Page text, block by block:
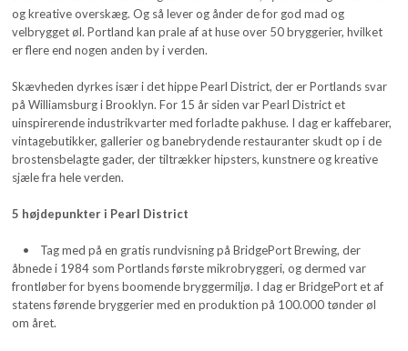
og kreative overskæg. Og så lever og ånder de for god mad og
velbrygget øl. Portland kan prale af at huse over 50 bryggerier, hvilket
er flere end nogen anden by i verden.
Skævheden dyrkes især i det hippe Pearl District, der er Portlands svar
på Williamsburg i Brooklyn. For 15 år siden var Pearl District et
uinspirerende industrikvarter med forladte pakhuse. I dag er kaffebarer,
vintagebutikker, gallerier og banebrydende restauranter skudt op i de
brostensbelagte gader, der tiltrækker hipsters, kunstnere og kreative
sjæle fra hele verden.
5 højdepunkter i Pearl District
• Tag med på en gratis rundvisning på BridgePort Brewing, der
åbnede i 1984 som Portlands første mikrobryggeri, og dermed var
frontløber for byens boomende bryggermiljø. I dag er BridgePort et af
statens førende bryggerier med en produktion på 100.000 tønder øl
om året.